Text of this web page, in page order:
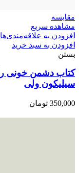
مقایسه
مشاهده سریع
افزودن به علاقه‌مندی‌ها
افزودن به سبد خرید
بستن
کتاب دشمن خونی
سیلیکون ولی
350,000 تومان